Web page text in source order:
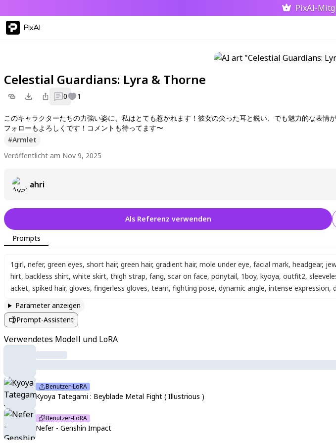
PixAI-
PixAI
Celestial Guardians: Lyra & Thorne
0 1
このキャラクターたちの力強い姿に、私はとても惹かれます！彼女の尖った耳と鋭い、でも魅力的な表
フォローもよろしくです！コメントも待ってます〜
#Armlet
Veröffentlicht am Nov 9, 2025
ahri
Als Referenz verwenden
Prompts
1girl, nefer, green eyes, short hair, green hair, gradient hair, mole under eye, facial mark, headgear,
hirt, backless shirt, white skirt, thigh strap, fang, scar on face, ponytail, 1boy, kyoya, outfit2,
acket, spiked hair, gloves, fingerless gloves, team, fighting pose, dynamic angle, intense expression,
Parameter anzeigen
Prompt-Assistent
Verwendetes Modell und LoRA
Benutzer-LoRA
Kyoya Tategami : Beyblade Metal Fight ( Illustrious )
Benutzer-LoRA
Nefer - Genshin Impact